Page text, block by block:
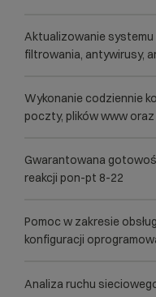
Aktualizowanie
filtrowania, antywirusy,
Wykonanie codziennie
poczty, plików www
Gwarantowana
reakcji pon-pt 8-22
Pomoc w zakresie
konfiguracji
Analiza ruchu